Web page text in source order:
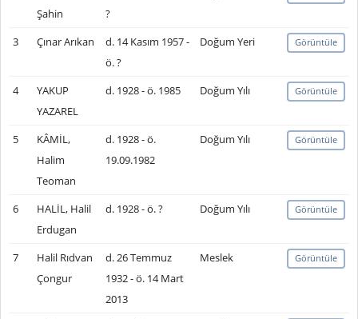
Şahin
?
3 Çınar Arıkan
d. 14 Kasım 1957 -
ö. ?
Doğum Yeri Görüntüle
4
YAKUP
YAZAREL
d. 1928 - ö. 1985 Doğum Yılı Görüntüle
5
KÂMİL,
Halim
Teoman
d. 1928 - ö.
19.09.1982
Doğum Yılı Görüntüle
6
HALİL, Halil
Erdugan
d. 1928 - ö. ? Doğum Yılı Görüntüle
7
Halil Rıdvan
Çongur
d. 26 Temmuz
1932 - ö. 14 Mart
2013
Meslek Görüntüle